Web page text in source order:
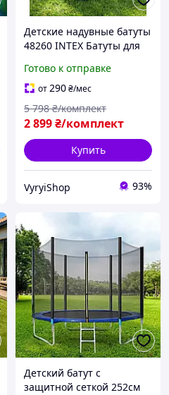
Детские надувные батуты
48260 INTEX Батуты для
комнатные батуты 174 ×
174 × 112 см
Готово к отправке
от290₴/мес
2 899₴/комплект
5 798 ₴/комплект
Купить
VyryiShop 93%
Детский батут с
защитной сеткой 252см